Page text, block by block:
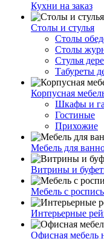
Кухни на заказ
Столы и стулья
Столы
Столы
Стулья
Табуреты
Корпусная
Шкафы и
Гостиные
Прихожие
Мебель для
Витрины и
Мебель с
Интерьерные
Офисная мебель